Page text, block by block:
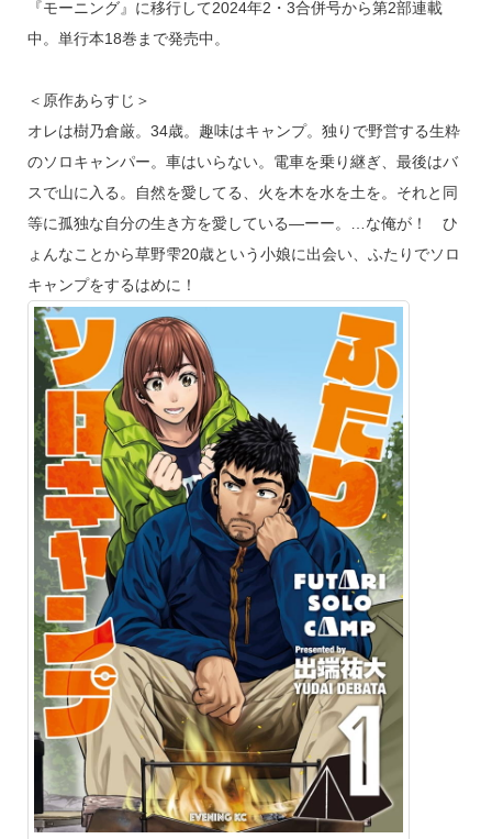
『モーニング』に移行して2024年2・3合併号から第2部連載
中。単行本18巻まで発売中。
＜原作あらすじ＞
オレは樹乃倉厳。34歳。趣味はキャンプ。独りで野営する生粋
のソロキャンパー。車はいらない。電車を乗り継ぎ、最後はバ
スで山に入る。自然を愛してる、火を木を水を土を。それと同
等に孤独な自分の生き方を愛している―ーー。…な俺が！ ひ
ょんなことから草野雫20歳という小娘に出会い、ふたりでソロ
キャンプをするはめに！